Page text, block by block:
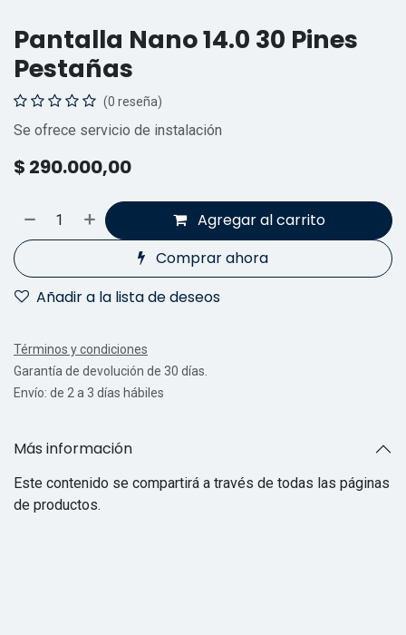
Pantalla Nano 14.0 30 Pines
Pestañas
(0 reseña)
Se ofrece servicio de instalación
$ 290.000,00
Agregar al carrito
Comprar ahora
Añadir a la lista de deseos
Términos y condiciones
Garantía de devolución de 30 días.
Envío: de 2 a 3 días hábiles
Más información
Este contenido se compartirá a través de todas las páginas
de productos.